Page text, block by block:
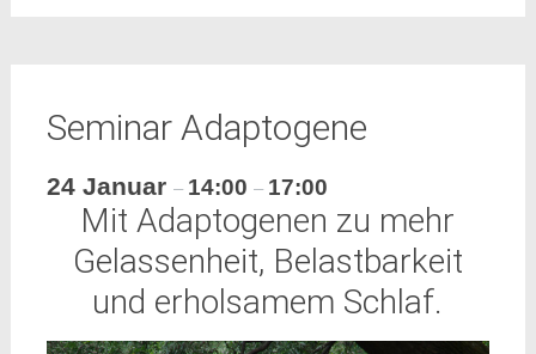
Seminar Adaptogene
24 Januar – 14:00 – 17:00
Mit Adaptogenen zu mehr
Gelassenheit, Belastbarkeit
und erholsamem Schlaf.